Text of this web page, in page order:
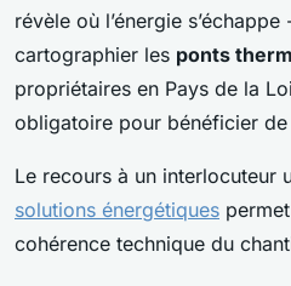
révèle où l’énergie
cartographier les ponts
propriétaires en Pays de la
obligatoire pour bénéficier de
Le recours à un interlocuteur
solutions énergétiques
cohérence technique du